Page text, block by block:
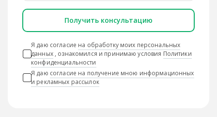
Получить консультацию
Я даю согласие на обработку моих персональных
данных, ознакомился и принимаю условия Политики
конфиденциальности
Я даю согласие на получение мною информационных
и рекламных рассылок